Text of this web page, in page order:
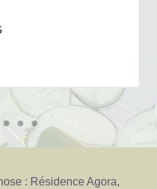
: Résidence Agora,